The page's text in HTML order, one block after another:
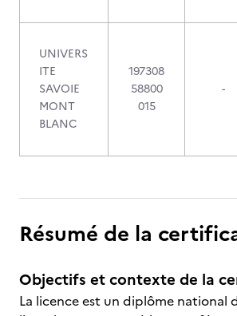
UNIVERS
ITE
SAVOIE
MONT
BLANC
197308
58800
015
-
Résumé de la
Objectifs et contexte de la
La licence est un diplôme national